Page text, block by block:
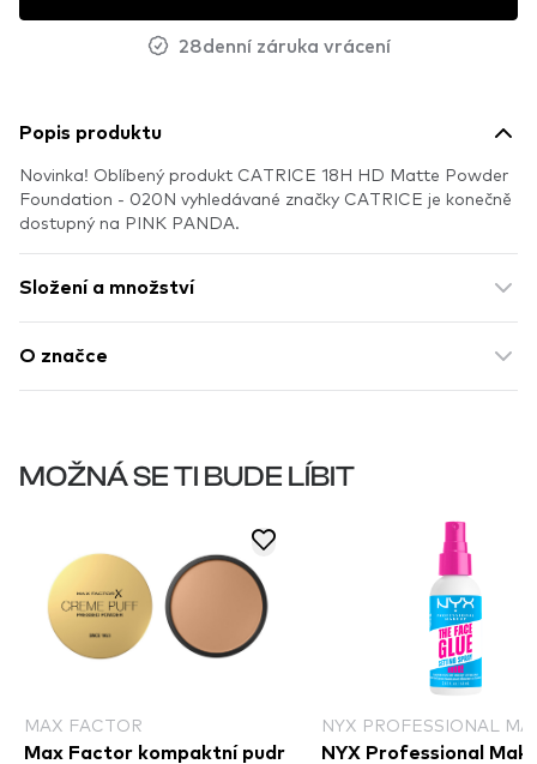
28denní záruka vrácení
Popis produktu
Novinka! Oblíbený produkt CATRICE 18H HD Matte Powder
Foundation - 020N vyhledávané značky CATRICE je konečně
dostupný na PINK PANDA.
Složení a množství
O značce
MOŽNÁ SE TI BUDE LÍBIT
MAX FACTOR
Max Factor kompaktní pudr
NYX PROFESSIONAL
NYX Professional